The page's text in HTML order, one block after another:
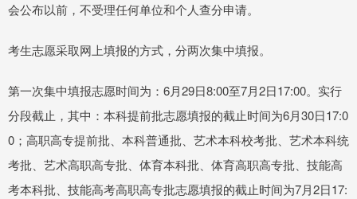
会公布以前，不受理任何单位和个人查分申请。
考生志愿采取网上填报的方式，分两次集中填报。
第一次集中填报志愿时间为：6月29日8:00至7月2日17:00。实行
分段截止，其中：本科提前批志愿填报的截止时间为6月30日17:0
0；高职高专提前批、本科普通批、艺术本科校考批、艺术本科统
考批、艺术高职高专批、体育本科批、体育高职高专批、技能高
考本科批、技能高考高职高专批志愿填报的截止时间为7月2日17: